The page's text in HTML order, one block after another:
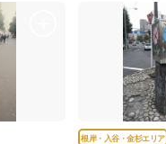
根岸・入谷・金杉エリア